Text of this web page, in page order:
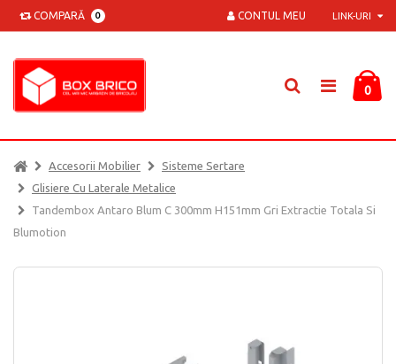
COMPARĂ 0 LINK-URI
CONTUL MEU
0
Accesorii Mobilier
Sisteme Sertare
Glisiere Cu Laterale Metalice
Tandembox Antaro Blum C 300mm H151mm Gri Extractie Totala Si
Blumotion